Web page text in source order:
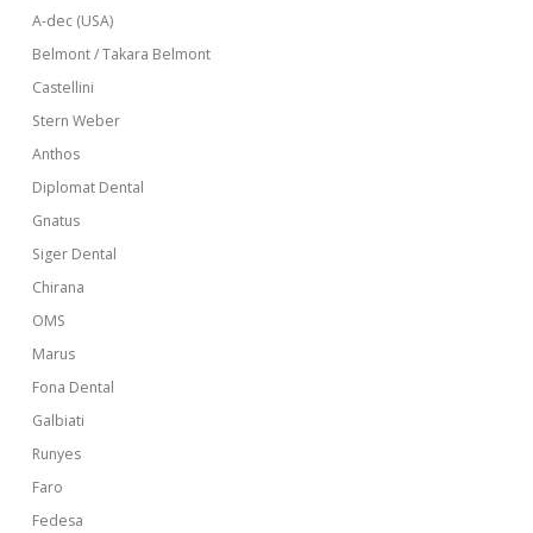
A-dec (USA)
Belmont / Takara Belmont
Castellini
Stern Weber
Anthos
Diplomat Dental
Gnatus
Siger Dental
Chirana
OMS
Marus
Fona Dental
Galbiati
Runyes
Faro
Fedesa